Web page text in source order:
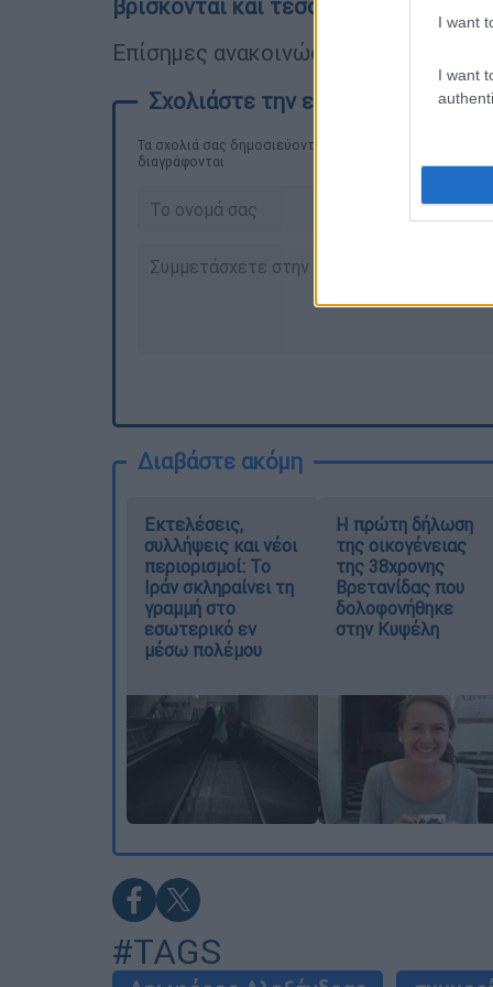
I want
I want
βρίσκονται και τέσσερις από τους
Επίσημες ανακοινώσεις θα
Τα σχολιά σας δημοσιεύονται άμεσα με δική σας
διαγράφονται
Διαβάστε ακόμη
Εκτελέσεις,
συλλήψεις και νέοι
περιορισμοί: Το
Ιράν σκληραίνει τη
γραμμή στο
εσωτερικό εν
μέσω πολέμου
Η πρώτη δήλωση
της οικογένειας
της 38χρονης
Βρετανίδας που
δολοφονήθηκε
στην Κυψέλη
#TAGS